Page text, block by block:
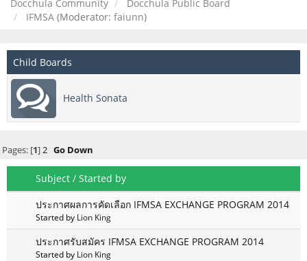
Docchula Community
Docchula Public Board
IFMSA (Moderator: faiunn)
Child Boards
Health Sonata
Pages: [1]2 Go Down
Subject / Started by
ประกาศผลการคัดเลือก IFMSA EXCHANGE PROGRAM 2014
Started by Lion King
ประกาศรับสมัคร IFMSA EXCHANGE PROGRAM 2014
Started by Lion King